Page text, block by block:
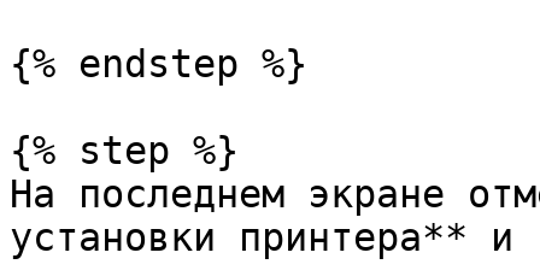
{% endstep %}
{% step %}
На последнем экране
установки принтера**